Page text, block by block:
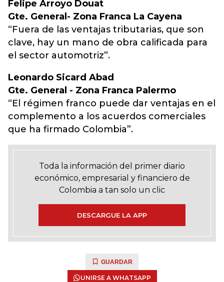
Felipe Arroyo Douat
Gte. General- Zona Franca La Cayena
“Fuera de las ventajas tributarias, que son
clave, hay un mano de obra calificada para
el sector automotriz”.
Leonardo Sicard Abad
Gte. General - Zona Franca Palermo
“El régimen franco puede dar ventajas en el
complemento a los acuerdos comerciales
que ha firmado Colombia”.
Toda la información del primer diario
económico, empresarial y financiero de
Colombia a tan solo un clic
DESCARGUE LA APP
GUARDAR
UNIRSE A WHATSAPP